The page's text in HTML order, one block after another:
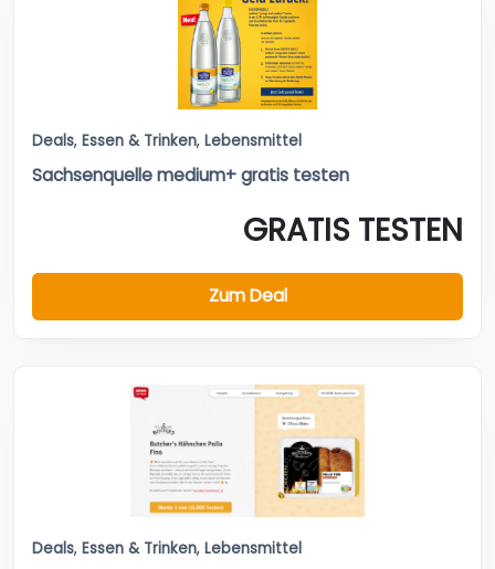
Deals, Essen & Trinken, Lebensmittel
Sachsenquelle medium+ gratis testen
GRATIS TESTEN
Zum Deal
Deals, Essen & Trinken, Lebensmittel